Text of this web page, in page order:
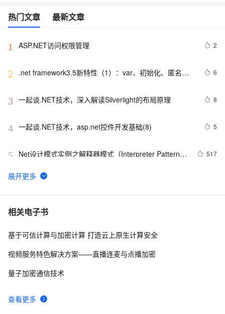
热门文章 最新文章
1 ASP.NET访问权限管理 2
2
.net framework3.5新特性（1）：var、初始化、匿名类
6
3 一起谈.NET技术，深入解读Silverlight的布局原理 8
4 一起谈.NET技术，asp.net控件开发基础(8) 5
5
Net设计模式实例之解释器模式（Interpreter Pattern）
517
6 将 DataTable 或 String 数据转化为json(.NET)
7 .NET数据库编程求索之路--11.一些思考
8 一起谈.NET技术，ASP.NET MVC验证框架中关于属性标
相关电子书
查看更多
基于可信计算与加密计算 打造云上原生计算安全
视频服务特色解决方案——直播连麦与点播加密
量子加密通信技术